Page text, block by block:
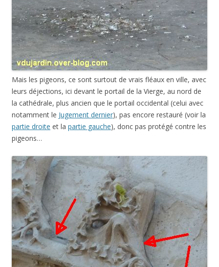
Mais les pigeons, ce sont surtout de vrais fléaux en ville, avec
leurs déjections, ici devant le portail de la Vierge, au nord de
la cathédrale, plus ancien que le portail occidental (celui avec
notamment le Jugement dernier), pas encore restauré (voir la
partie droite et la partie gauche), donc pas protégé contre les
pigeons…